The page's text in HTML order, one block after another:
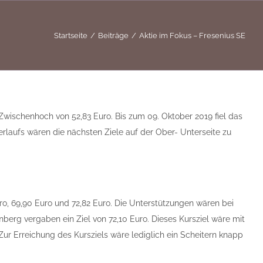
Startseite Beiträge Aktie im Fokus – Fresenius SE
von 52,83 Euro. Bis zum 09. Oktober 2019 fiel das
wären die nächsten Ziele auf der Ober- Unterseite zu
69,90 Euro und 72,82 Euro. Die Unterstützungen wären bei
vergaben ein Ziel von 72,10 Euro. Dieses Kursziel wäre mit
Erreichung des Kursziels wäre lediglich ein Scheitern knapp